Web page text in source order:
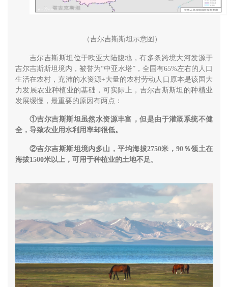
（吉尔吉斯斯坦示意图）
吉尔吉斯斯坦位于欧亚大陆腹地，有多条跨境大河发源于
吉尔吉斯斯坦境内，被誉为“中亚水塔”，全国有65%左右的人口
生活在农村，充沛的水资源+大量的农村劳动人口原本是该国大
力发展农业种植业的基础，可实际上，吉尔吉斯斯坦的种植业
发展缓慢，最重要的原因有两点：
①吉尔吉斯斯坦虽然水资源丰富，但是由于灌溉系统不健
全，导致农业用水利用率却很低。
②吉尔吉斯斯坦境内多山，平均海拔2750米，90％领土在
海拔1500米以上，可用于种植业的土地不足。